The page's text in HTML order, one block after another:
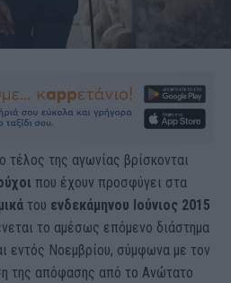
τέλος της αγωνίας βρίσκονται
που έχουν προσφύγει στα
του ενδεκάμηνου Ιούνιος 2015
το αμέσως επόμενο διάστημα
εντός Νοεμβρίου, σύμφωνα με τον
της απόφασης από το Ανώτατο